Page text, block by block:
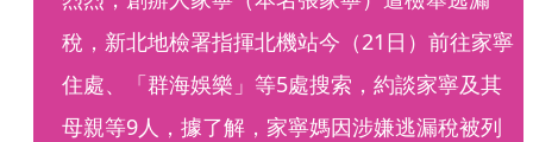
稅，新北地檢署指揮北機站今（21日）前往家寧
住處、「群海娛樂」等5處搜索，約談家寧及其
母親等9人，據了解，家寧媽因涉嫌逃漏稅被列